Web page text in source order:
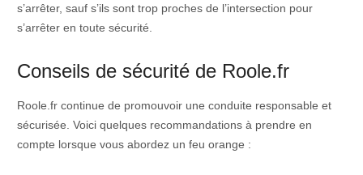
s’arrêter, sauf s’ils sont trop proches de l’intersection pour
s’arrêter en toute sécurité.
Conseils de sécurité de Roole.fr
Roole.fr continue de promouvoir une conduite responsable et
sécurisée. Voici quelques recommandations à prendre en
compte lorsque vous abordez un feu orange :